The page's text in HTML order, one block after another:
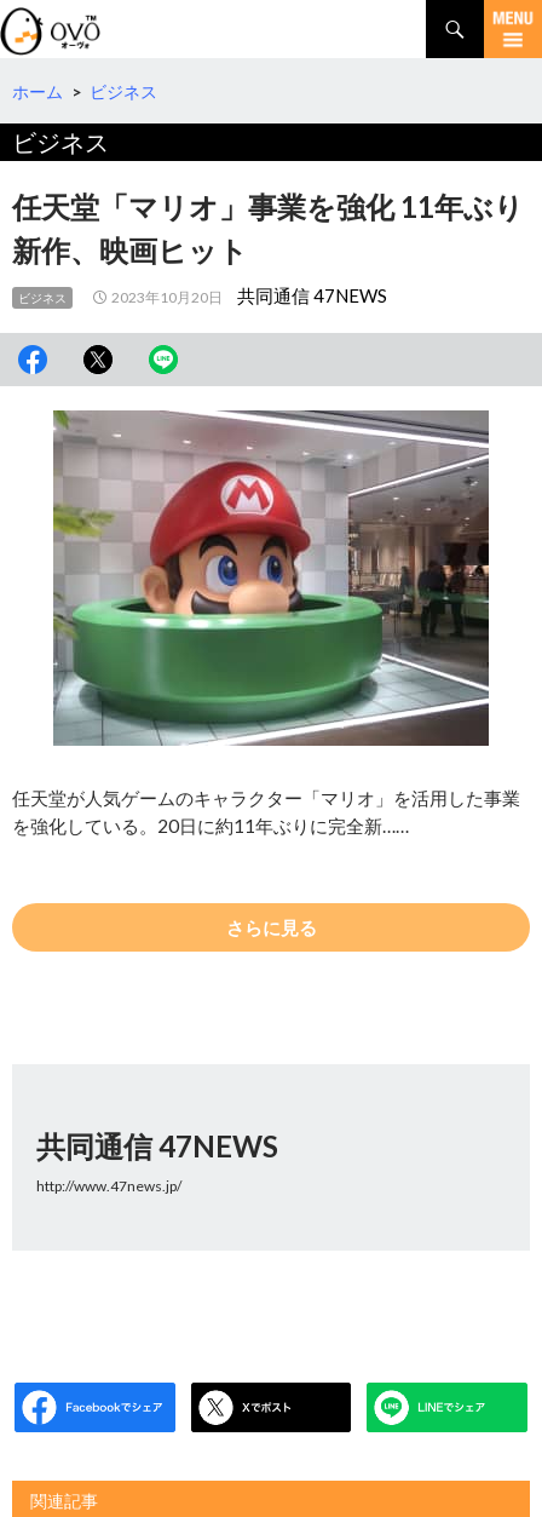
検
索
コ
テ
へ
ホーム > ビジネス
ビジネス
任天堂「マリオ」事業を強化 11年ぶり
新作、映画ヒット
ビジネス 2023年10月20日 共同通信 47NEWS
任天堂が人気ゲームのキャラクター「マリオ」を活用した事業
を強化している。20日に約11年ぶりに完全新……
さらに見る
共同通信 47NEWS
http://www.47news.jp/
関連記事